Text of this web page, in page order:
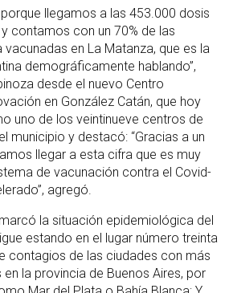
llegamos a las 453.000 dosis
contamos con un 70% de las
en La Matanza, que es la
demográficamente hablando”,
desde el nuevo Centro
en González Catán, que hoy
uno de los veintinueve centros de
municipio y destacó: “Gracias a un
llegar a esta cifra que es muy
de vacunación contra el Covid-
agregó.
la situación epidemiológica del
estando en el lugar número treinta
contagios de las ciudades con más
la provincia de Buenos Aires, por